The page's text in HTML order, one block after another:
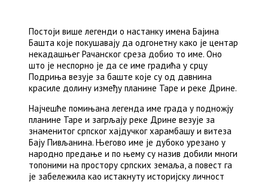
Постоји више легенди о настанку имена Бајина
Башта које покушавају да одгонетну како је центар
некадашњег Рачанског среза добио то име. Оно
што је неспорно је да се име градића у срцу
Подриња везује за баште које су од давнина
красиле долину између планине Таре и реке Дрине.
Најчешће помињана легенда име града у подножју
планине Таре и загрљају реке Дрине везује за
знаменитог српског хајдучког харамбашу и витеза
Бају Пивљанина. Његово име је дубоко урезано у
народно предање и по њему су назив добили многи
топоними на простору српских земаља, а повест га
је забележила као истакнуту историјску личност